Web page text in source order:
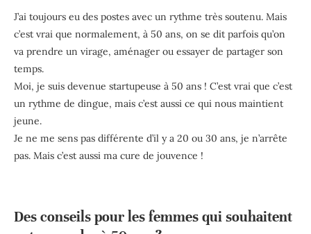
J’ai toujours eu des postes avec un rythme très soutenu. Mais
c’est vrai que normalement, à 50 ans, on se dit parfois qu’on
va prendre un virage, aménager ou essayer de partager son
temps.
Moi, je suis devenue startupeuse à 50 ans ! C’est vrai que c’est
un rythme de dingue, mais c’est aussi ce qui nous maintient
jeune.
Je ne me sens pas différente d’il y a 20 ou 30 ans, je n’arrête
pas. Mais c’est aussi ma cure de jouvence !
Des conseils pour les femmes qui souhaitent